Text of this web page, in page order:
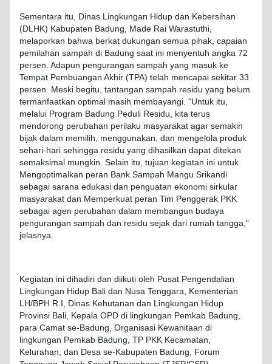
Sementara itu, Dinas Lingkungan Hidup dan Kebersihan
(DLHK) Kabupaten Badung, Made Rai Warastuthi,
melaporkan bahwa berkat dukungan semua pihak, capaian
pemilahan sampah di Badung saat ini menyentuh angka 72
persen. Adapun pengurangan sampah yang masuk ke
Tempat Pembuangan Akhir (TPA) telah mencapai sekitar 33
persen. Meski begitu, tantangan sampah residu yang belum
termanfaatkan optimal masih membayangi. “Untuk itu,
melalui Program Badung Peduli Residu, kita terus
mendorong perubahan perilaku masyarakat agar semakin
bijak dalam memilih, menggunakan, dan mengelola produk
sehari-hari sehingga residu yang dihasilkan dapat ditekan
semaksimal mungkin. Selain itu, tujuan kegiatan ini untuk
Mengoptimalkan peran Bank Sampah Mangu Srikandi
sebagai sarana edukasi dan penguatan ekonomi sirkular
masyarakat dan Memperkuat peran Tim Penggerak PKK
sebagai agen perubahan dalam membangun budaya
pengurangan sampah dan residu sejak dari rumah tangga,”
jelasnya.
Kegiatan ini dihadiri dan diikuti oleh Pusat Pengendalian
Lingkungan Hidup Bali dan Nusa Tenggara, Kementerian
LH/BPH R.I, Dinas Kehutanan dan Lingkungan Hidup
Provinsi Bali, Kepala OPD di lingkungan Pemkab Badung,
para Camat se-Badung, Organisasi Kewanitaan di
lingkungan Pemkab Badung, TP PKK Kecamatan,
Kelurahan, dan Desa se-Kabupaten Badung, Forum